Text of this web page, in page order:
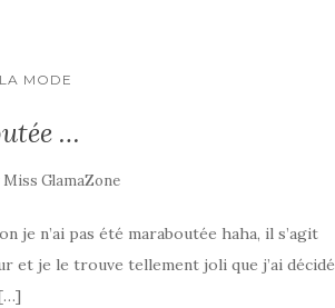
MODE
…
Miss GlamaZone
je n’ai pas été maraboutée haha, il s’agit
et je le trouve tellement joli que j’ai décidé